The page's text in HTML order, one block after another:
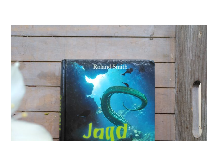
Im
Bann
des
Ozeans